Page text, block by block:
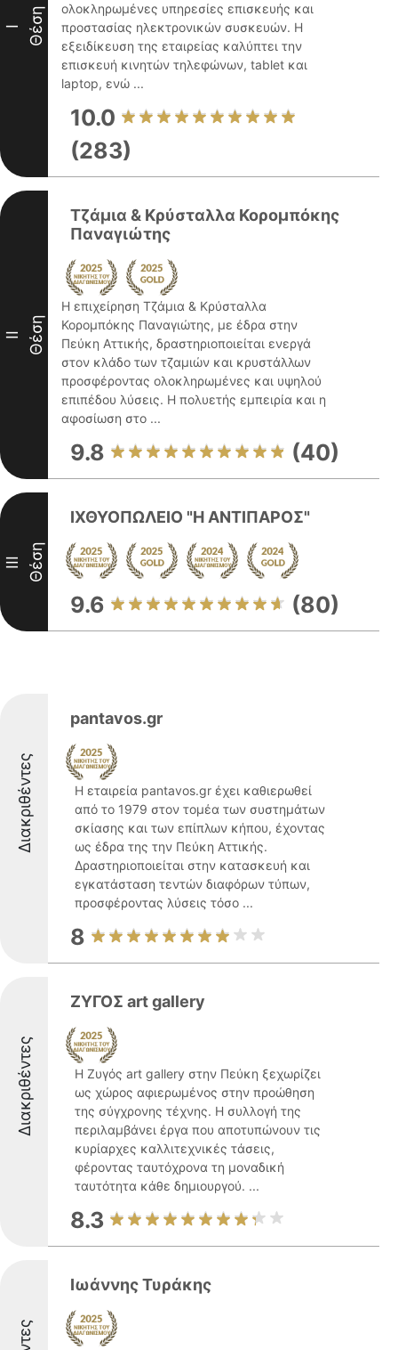
I Θέση
ολοκληρωμένες υπηρεσίες επισκευής και
προστασίας ηλεκτρονικών συσκευών. Η
εξειδίκευση της εταιρείας καλύπτει την
επισκευή κινητών τηλεφώνων, tablet και
laptop, ενώ ...
10.0
(283)
II Θέση
Τζάμια & Κρύσταλλα Κορομπόκης
Παναγιώτης
Η επιχείρηση Τζάμια & Κρύσταλλα
Κορομπόκης Παναγιώτης, με έδρα στην
Πεύκη Αττικής, δραστηριοποιείται ενεργά
στον κλάδο των τζαμιών και κρυστάλλων
προσφέροντας ολοκληρωμένες και υψηλού
επιπέδου λύσεις. Η πολυετής εμπειρία και η
αφοσίωση στο ...
9.8 (40)
III Θέση
ΙΧΘΥΟΠΩΛΕΙΟ "Η ΑΝΤΙΠΑΡΟΣ"
9.6 (80)
Διακριθέντες
pantavos.gr
Η εταιρεία pantavos.gr έχει καθιερωθεί
από το 1979 στον τομέα των συστημάτων
σκίασης και των επίπλων κήπου, έχοντας
ως έδρα της την Πεύκη Αττικής.
Δραστηριοποιείται στην κατασκευή και
εγκατάσταση τεντών διαφόρων τύπων,
προσφέροντας λύσεις τόσο ...
8
Διακριθέντες
ΖΥΓΟΣ art gallery
Η Ζυγός art gallery στην Πεύκη ξεχωρίζει
ως χώρος αφιερωμένος στην προώθηση
της σύγχρονης τέχνης. Η συλλογή της
περιλαμβάνει έργα που αποτυπώνουν τις
κυρίαρχες καλλιτεχνικές τάσεις,
φέροντας ταυτόχρονα τη μοναδική
ταυτότητα κάθε δημιουργού. ...
8.3
Ιωάννης Τυράκης